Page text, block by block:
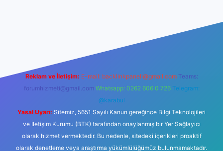
Reklam ve İletişim: E-mail: backlinkpaneli@gmail.com Teams:
forumhizmeti@gmail.com Whatsapp: 0262 606 0 726 Telegram:
@karabul
Yasal Uyarı: Sitemiz, 5651 Sayılı Kanun gereğince Bilgi Teknolojileri
ve İletişim Kurumu (BTK) tarafından onaylanmış bir Yer Sağlayıcı
olarak hizmet vermektedir. Bu nedenle, sitedeki içerikleri proaktif
olarak denetleme veya araştırma yükümlülüğümüz bulunmamaktadır.